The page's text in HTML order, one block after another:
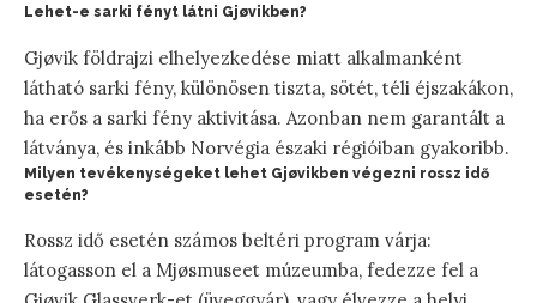
Lehet-e sarki fényt látni Gjøvikben?
Gjøvik földrajzi elhelyezkedése miatt alkalmanként
látható sarki fény, különösen tiszta, sötét, téli éjszakákon,
ha erős a sarki fény aktivitása. Azonban nem garantált a
látványa, és inkább Norvégia északi régióiban gyakoribb.
Milyen tevékenységeket lehet Gjøvikben végezni rossz idő
esetén?
Rossz idő esetén számos beltéri program várja:
látogasson el a Mjøsmuseet múzeumba, fedezze fel a